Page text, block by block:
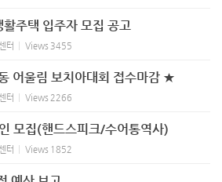
주택 입주자 모집 공고
터 Views 3455
어울림 보치아대회 접수마감 ★
터 Views 2266
모집(핸드스피크/수어통역사)
터 Views 1852